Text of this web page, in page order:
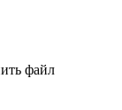
файл